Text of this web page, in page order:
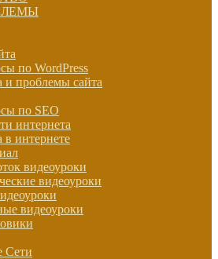
по WordPress
и проблемы сайта
по SEO
интернета
в интернете
видеоуроки
видеоуроки
видеоуроки
Сети